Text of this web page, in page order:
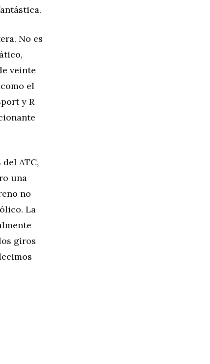
No es
veinte
el
y R
ATC,
una
no
La
giros